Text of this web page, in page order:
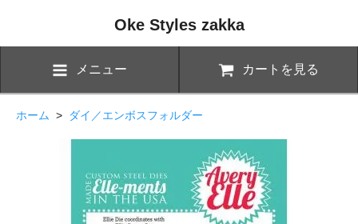
Oke Styles zakka
メニュー カートを見る
ホーム > ダイ／エンボスフォルダー